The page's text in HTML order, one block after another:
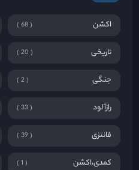
اکشن 68
تاریخی 20
جنگی 2
رازآلود 33
فانتزی 39
کمدی،اکشن 1